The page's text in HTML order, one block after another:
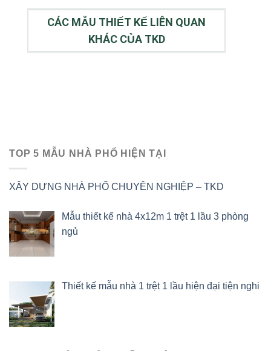
CÁC MẪU THIẾT KẾ LIÊN QUAN
KHÁC CỦA TKD
TOP 5 MẪU NHÀ PHỐ HIỆN TẠI
XÂY DỰNG NHÀ PHỐ CHUYÊN NGHIỆP – TKD
Mẫu thiết kế nhà 4x12m 1 trệt 1 lầu 3 phòng
ngủ
Thiết kế mẫu nhà 1 trệt 1 lầu hiện đại tiện nghi